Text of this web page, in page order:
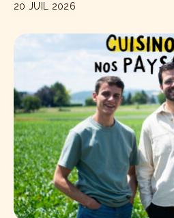
20 JUIL 2026